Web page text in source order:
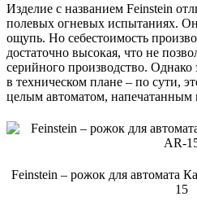
Изделие с названием Feinstein
полевых огневых испытаниях.
ощупь. Но себестоимость
достаточно высокая, что не
серийного производство. Однако
в техническом плане – по сути,
целым автоматом, напечатанным
Feinstein – рожок для автомата
15